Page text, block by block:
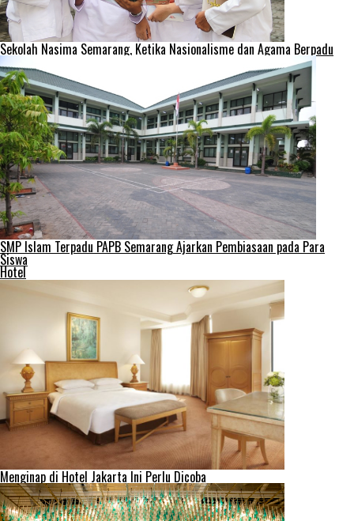
Sekolah Nasima Semarang, Ketika Nasionalisme dan Agama Berpadu
SMP Islam Terpadu PAPB Semarang Ajarkan Pembiasaan pada Para
Siswa
Hotel
Menginap di Hotel Jakarta Ini Perlu Dicoba